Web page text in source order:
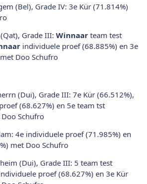
(Bel), Grade IV: 3e Kür (71.814%)
Grade III: Winnaar team test
individuele proef (68.885%) en 3e
Doo Schufro
(Dui), Grade III: 7e Kür (66.512%),
(68.627%) en 5e team tst
Schufro
4e individuele proef (71.985%) en
met Doo Schufro
(Dui), Grade III: 5 team test
proef (68.627%) en 3e Kür